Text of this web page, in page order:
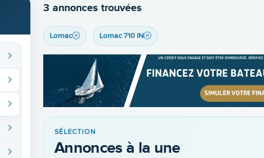
3 annonces trouvées
Lomac Lomac 710 IN
SÉLECTION
Annonces à la une